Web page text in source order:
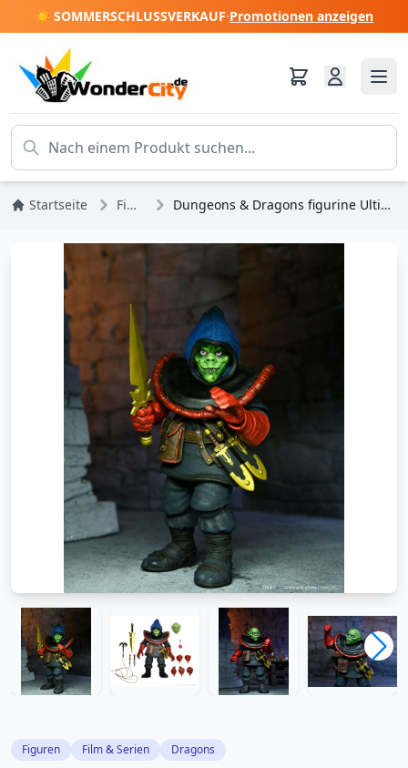
☀️ SOMMERSCHLUSSVERKAUF·Promotionen anzeigen
Startseite Figuren Dungeons & Dragons figurine Ultimate Zarak 18 cm
Figuren Film & Serien Dragons